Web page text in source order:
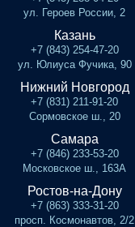
ул. Героев России, 2
Казань
+7 (843) 254-47-20
ул. Юлиуса Фучика, 90
Нижний Новгород
+7 (831) 211-91-20
Сормовское ш., 20
Самара
+7 (846) 233-53-20
Московское ш., 163А
Ростов-на-Дону
+7 (863) 333-31-20
просп. Космонавтов, 2/2